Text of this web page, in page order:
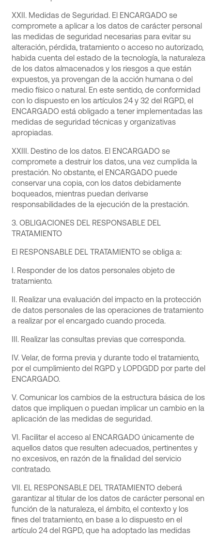
XXII. Medidas de Seguridad. El ENCARGADO se
compromete a aplicar a los datos de carácter personal
las medidas de seguridad necesarias para evitar su
alteración, pérdida, tratamiento o acceso no autorizado,
habida cuenta del estado de la tecnología, la naturaleza
de los datos almacenados y los riesgos a que están
expuestos, ya provengan de la acción humana o del
medio físico o natural. En este sentido, de conformidad
con lo dispuesto en los artículos 24 y 32 del RGPD, el
ENCARGADO está obligado a tener implementadas las
medidas de seguridad técnicas y organizativas
apropiadas.
XXIII. Destino de los datos. El ENCARGADO se
compromete a destruir los datos, una vez cumplida la
prestación. No obstante, el ENCARGADO puede
conservar una copia, con los datos debidamente
boqueados, mientras puedan derivarse
responsabilidades de la ejecución de la prestación.
3. OBLIGACIONES DEL RESPONSABLE DEL
TRATAMIENTO
El RESPONSABLE DEL TRATAMIENTO se obliga a:
I. Responder de los datos personales objeto de
tratamiento.
II. Realizar una evaluación del impacto en la protección
de datos personales de las operaciones de tratamiento
a realizar por el encargado cuando proceda.
III. Realizar las consultas previas que corresponda.
IV. Velar, de forma previa y durante todo el tratamiento,
por el cumplimiento del RGPD y LOPDGDD por parte del
ENCARGADO.
V. Comunicar los cambios de la estructura básica de los
datos que impliquen o puedan implicar un cambio en la
aplicación de las medidas de seguridad.
VI. Facilitar el acceso al ENCARGADO únicamente de
aquellos datos que resulten adecuados, pertinentes y
no excesivos, en razón de la finalidad del servicio
contratado.
VII. EL RESPONSABLE DEL TRATAMIENTO deberá
garantizar al titular de los datos de carácter personal en
función de la naturaleza, el ámbito, el contexto y los
fines del tratamiento, en base a lo dispuesto en el
artículo 24 del RGPD, que ha adoptado las medidas